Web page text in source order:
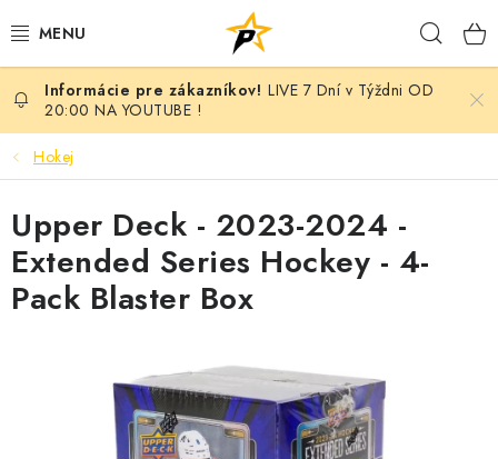
na
POKÉMON
BREAK NIGHT SEPAR VOL.7 - MONARCH EDITION
BATTLE
BREAKY
MAGIC THE GATHERING
LIVE 7 Dní v Týždni OD
20:00 NA YOUTUBE !
Hokej
Upper Deck - 2023-2024 -
Extended Series Hockey - 4-
Pack Blaster Box